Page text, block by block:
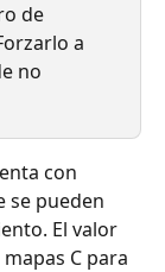
de
a
no
con
se pueden
El valor
C para